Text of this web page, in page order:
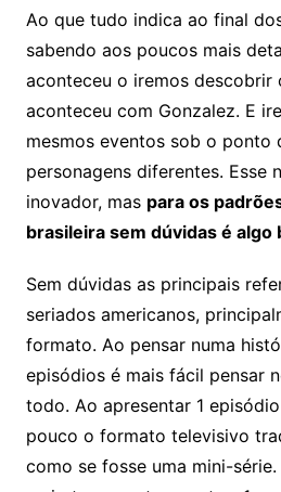
Ao que tudo indica ao final
sabendo aos poucos mais
aconteceu o iremos descobrir
aconteceu com Gonzalez. E
mesmos eventos sob o ponto
personagens diferentes. Esse
inovador, mas para os
brasileira sem dúvidas é
Sem dúvidas as principais
seriados americanos,
formato. Ao pensar numa
episódios é mais fácil pensar
todo. Ao apresentar 1
pouco o formato televisivo
como se fosse uma mini-